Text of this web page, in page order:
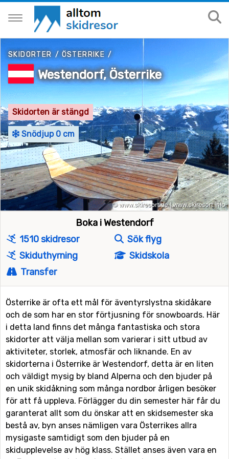
SKIDORTER /ÖSTERRIKE /
Westendorf, Österrike
Skidorten är stängd
Snödjup 0 cm
Boka i Westendorf
1510 skidresor
Sök flyg
Skiduthyrning
Skidskola
Transfer
Österrike är ofta ett mål för äventyrslystna skidåkare
och de som har en stor förtjusning för snowboards. Här
i detta land finns det många fantastiska och stora
skidorter att välja mellan som varierar i sitt utbud av
aktiviteter, storlek, atmosfär och liknande. En av
skidorterna i Österrike är Westendorf, detta är en liten
och väldigt mysig by bland Alperna och den bjuder på
en unik skidåkning som många nordbor årligen besöker
för att få uppleva. Förlägger du din semester här får du
garanterat allt som du önskar att en skidsemester ska
bestå av, byn anses nämligen vara Österrikes allra
mysigaste samtidigt som den bjuder på en
skidupplevelse av hög klass. Stället anses även vara en